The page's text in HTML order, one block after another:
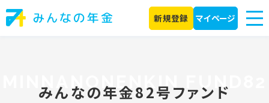
新規登録 マイページ
MINNANONENKIN FUND82
みんなの年金82号ファンド